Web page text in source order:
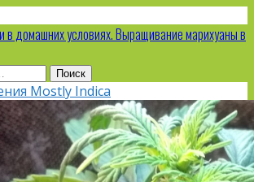
в домашних условиях. Выращивание марихуаны в
Mostly Indica